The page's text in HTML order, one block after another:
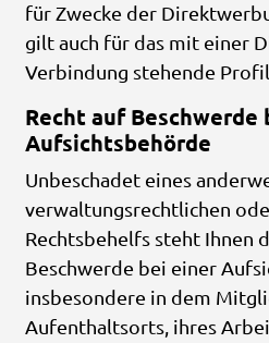
für Zwecke der
gilt auch für das mit einer
Verbindung stehende
Recht auf Beschwerde
Aufsichtsbehörde
Unbeschadet eines
verwaltungsrechtlichen
Rechtsbehelfs steht Ihnen
Beschwerde bei einer
insbesondere in dem
Aufenthaltsorts, ihres